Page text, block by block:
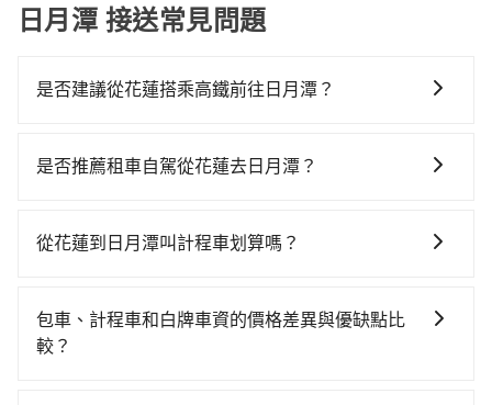
日月潭 接送常見問題
是否建議從花蓮搭乘高鐵前往日月潭？
叫計程車前往高鐵站！從最早06:15一直到22:50，南港-
約5,200元、車程約224分鐘。抵達高鐵站後，步行進
站，每人票價750元，再用10分鐘出站、等待車站前排
班的計程車，搭上小黃後約花70分鐘、車費2,500元後，
是否推薦租車自駕從花蓮去日月潭？
在車上休息，那在花蓮縣花蓮市有約20間租車車行，比
Tiida，一天租金約$1,500，九人座如Hyundai Starex
或Volkswagen T5，一天$4,500起，油錢（每公里約3
從花蓮到日月潭叫計程車划算嗎？
灣大車隊，如果在路邊攔不到車，也可考慮打電話至附
近的計程車隊，如蓮花計程車、米琦計程車、美美汽車
包車、計程車和白牌車資的價格差異與優缺點比
較？